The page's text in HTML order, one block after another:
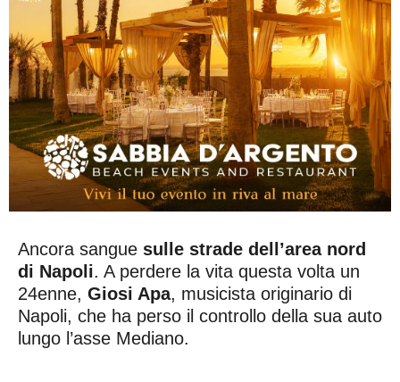
Ancora sangue sulle strade dell’area nord
di Napoli. A perdere la vita questa volta un
24enne, Giosi Apa, musicista originario di
Napoli, che ha perso il controllo della sua auto
lungo l’asse Mediano.